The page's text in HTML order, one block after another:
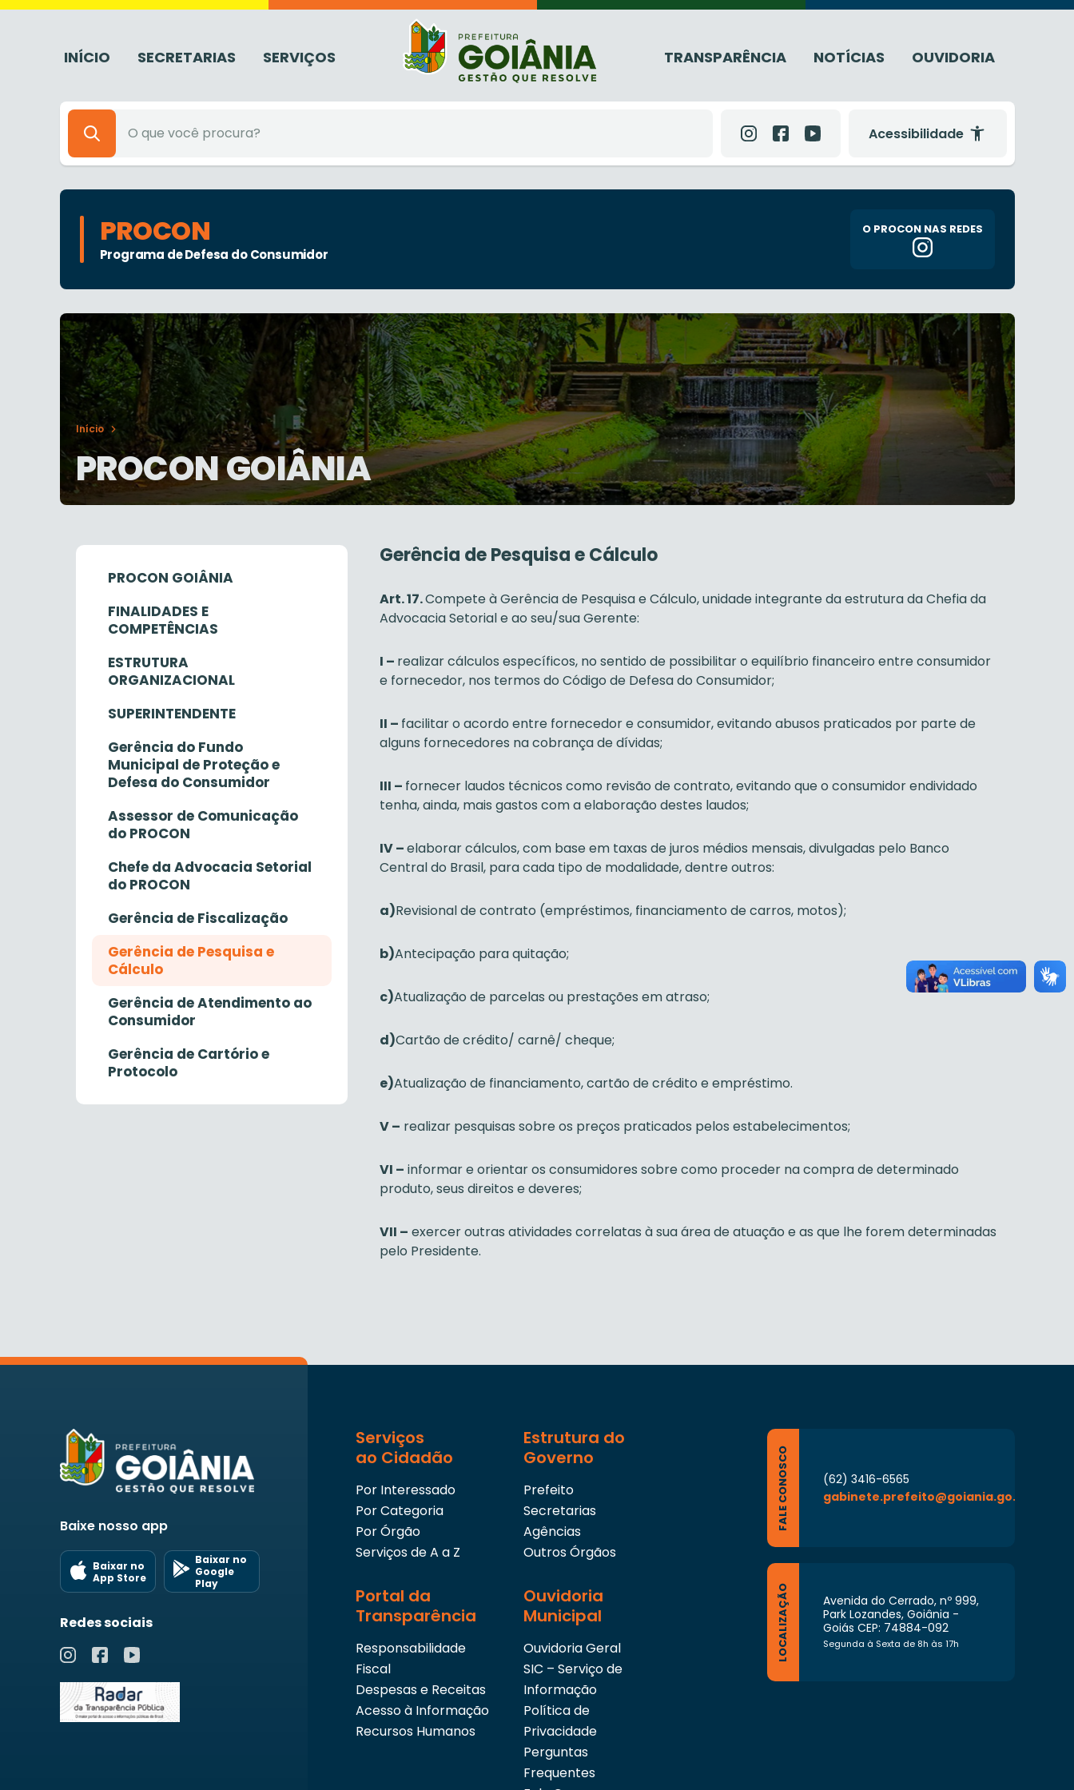
INÍCIO SECRETARIAS SERVIÇOS TRANSPARÊNCIA NOTÍCIAS OUVIDORIA
Acessibilidade
PROCON
Programa de Defesa do Consumidor
O PROCON NAS REDES
Início
PROCON GOIÂNIA
PROCON GOIÂNIA
FINALIDADES E
COMPETÊNCIAS
ESTRUTURA
ORGANIZACIONAL
SUPERINTENDENTE
Gerência do Fundo
Municipal de Proteção e
Defesa do Consumidor
Assessor de Comunicação
do PROCON
Chefe da Advocacia Setorial
do PROCON
Gerência de Fiscalização
Gerência de Pesquisa e
Cálculo
Gerência de Atendimento ao
Consumidor
Gerência de Cartório e
Protocolo
Gerência de Pesquisa e Cálculo
Art. 17.Compete à Gerência de Pesquisa e Cálculo, unidade integrante da estrutura da Chefia da
Advocacia Setorial e ao seu/sua Gerente:
I – realizar cálculos específicos, no sentido de possibilitar o equilíbrio financeiro entre consumidor
e fornecedor, nos termos do Código de Defesa do Consumidor;
II – facilitar o acordo entre fornecedor e consumidor, evitando abusos praticados por parte de
alguns fornecedores na cobrança de dívidas;
III – fornecer laudos técnicos como revisão de contrato, evitando que o consumidor endividado
tenha, ainda, mais gastos com a elaboração destes laudos;
IV –elaborar cálculos, com base em taxas de juros médios mensais, divulgadas pelo Banco
Central do Brasil, para cada tipo de modalidade, dentre outros:
a)Revisional de contrato (empréstimos, financiamento de carros, motos);
b)Antecipação para quitação;
c)Atualização de parcelas ou prestações em atraso;
d)Cartão de crédito/ carnê/ cheque;
e)Atualização de financiamento, cartão de crédito e empréstimo.
V – realizar pesquisas sobre os preços praticados pelos estabelecimentos;
VI – informar e orientar os consumidores sobre como proceder na compra de determinado
produto, seus direitos e deveres;
VII – exercer outras atividades correlatas à sua área de atuação e as que lhe forem determinadas
pelo Presidente.
Baixe nosso app
Baixar no
App Store
Baixar no
Google
Play
Redes sociais
Serviços
ao Cidadão
Por Interessado
Por Categoria
Por Órgão
Serviços de A a Z
Estrutura do
Governo
Prefeito
Secretarias
Agências
Outros Órgãos
Portal da
Transparência
Responsabilidade
Fiscal
Despesas e Receitas
Acesso à Informação
Recursos Humanos
Ouvidoria
Municipal
Ouvidoria Geral
SIC – Serviço de
Informação
Política de
Privacidade
Perguntas
Frequentes
FALE CONOSCO
(62) 3416-6565
gabinete.prefeito@goiania.go.gov.br
LOCALIZAÇÃO
Avenida do Cerrado, nº 999,
Park Lozandes, Goiânia -
Goiás CEP: 74884-092
Segunda à Sexta de 8h às 17h